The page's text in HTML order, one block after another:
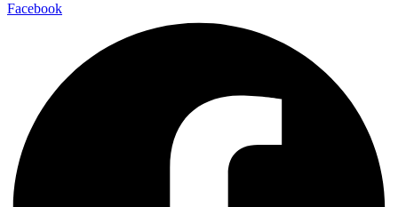
Facebook